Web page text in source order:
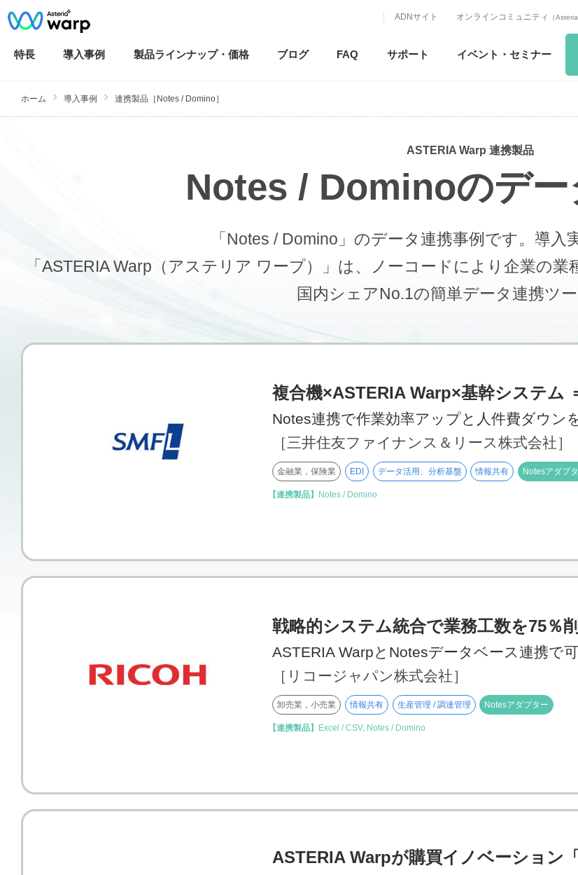
ADNサイト オンラインコミュニティ （
特長 導入事例 製品ラインナップ・ 価格 ブログ FAQ サポート イベント・ セミナー
ホーム 導入事例 連携製品［Notes / Domino］
ASTERIA Warp 連携製品
Notes / Dominoのデー
「Notes / Domino」のデータ連携事例です。 導入
「ASTERIA Warp（アステリア ワープ）」は、ノーコードにより企業の
国内シェアNo.1の簡単データ連携ツー
複合機×ASTERIA Warp×基幹システム
Notes連携で作業効率アップと人件費ダウン
［三井住友ファイナンス＆リース株式会社］
金融業，保険業 EDI データ活用、分析基盤 情報共有 Notesアダプ
【連携製品】 Notes / Domino
戦略的システム統合で業務工数を75％削
ASTERIA WarpとNotesデータベース連携で
［リコージャパン株式会社］
卸売業，小売業 情報共有 生産管理 / 調達管理 Notesアダプター
【連携製品】 Excel / CSV, Notes / Domino
ASTERIA Warpが購買イノベーション